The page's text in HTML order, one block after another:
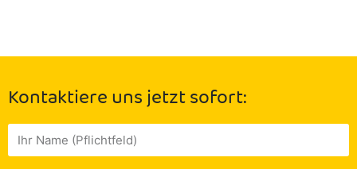
Kontaktiere uns jetzt sofort: